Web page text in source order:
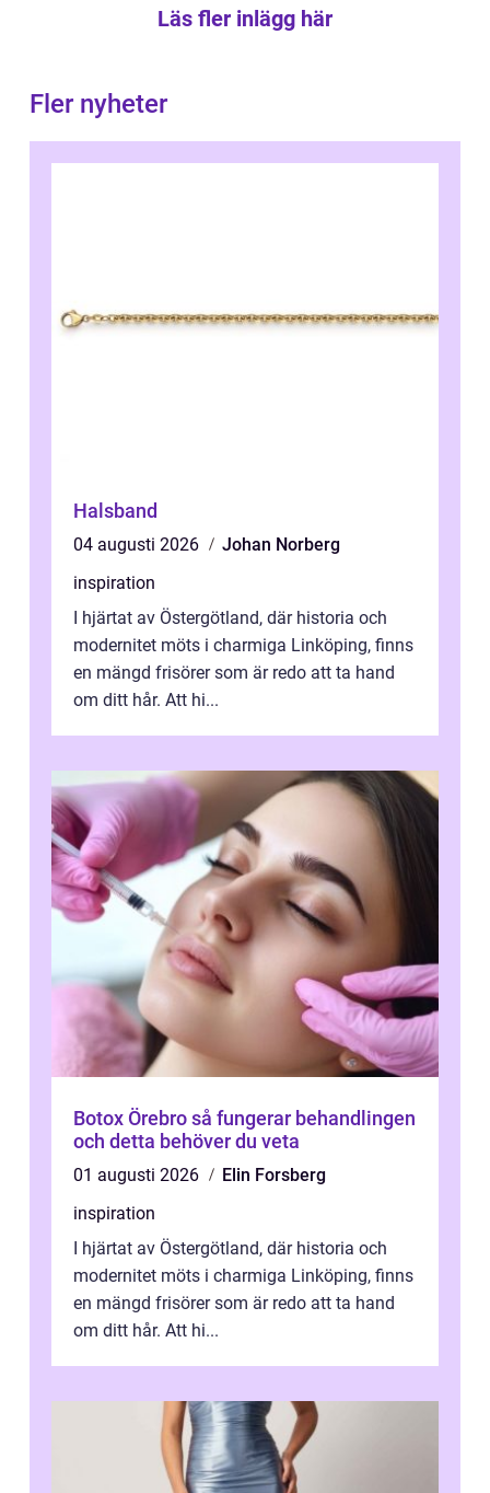
Läs fler inlägg här
Fler nyheter
Halsband
04 augusti 2026
Johan Norberg
inspiration
I hjärtat av Östergötland, där historia och
modernitet möts i charmiga Linköping, finns
en mängd frisörer som är redo att ta hand
om ditt hår. Att hi...
Botox Örebro så fungerar behandlingen
och detta behöver du veta
01 augusti 2026
Elin Forsberg
inspiration
I hjärtat av Östergötland, där historia och
modernitet möts i charmiga Linköping, finns
en mängd frisörer som är redo att ta hand
om ditt hår. Att hi...